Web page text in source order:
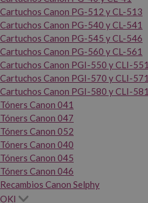
Cartuchos Canon PG-512 y CL-513
Cartuchos Canon PG-540 y CL-541
Cartuchos Canon PG-545 y CL-546
Cartuchos Canon PG-560 y CL-561
Cartuchos Canon PGI-550 y CLI-551
Cartuchos Canon PGI-570 y CLI-571
Cartuchos Canon PGI-580 y CLI-581
Tóners Canon 041
Tóners Canon 047
Tóners Canon 052
Tóners Canon 040
Tóners Canon 045
Tóners Canon 046
Recambios Canon Selphy
OKI